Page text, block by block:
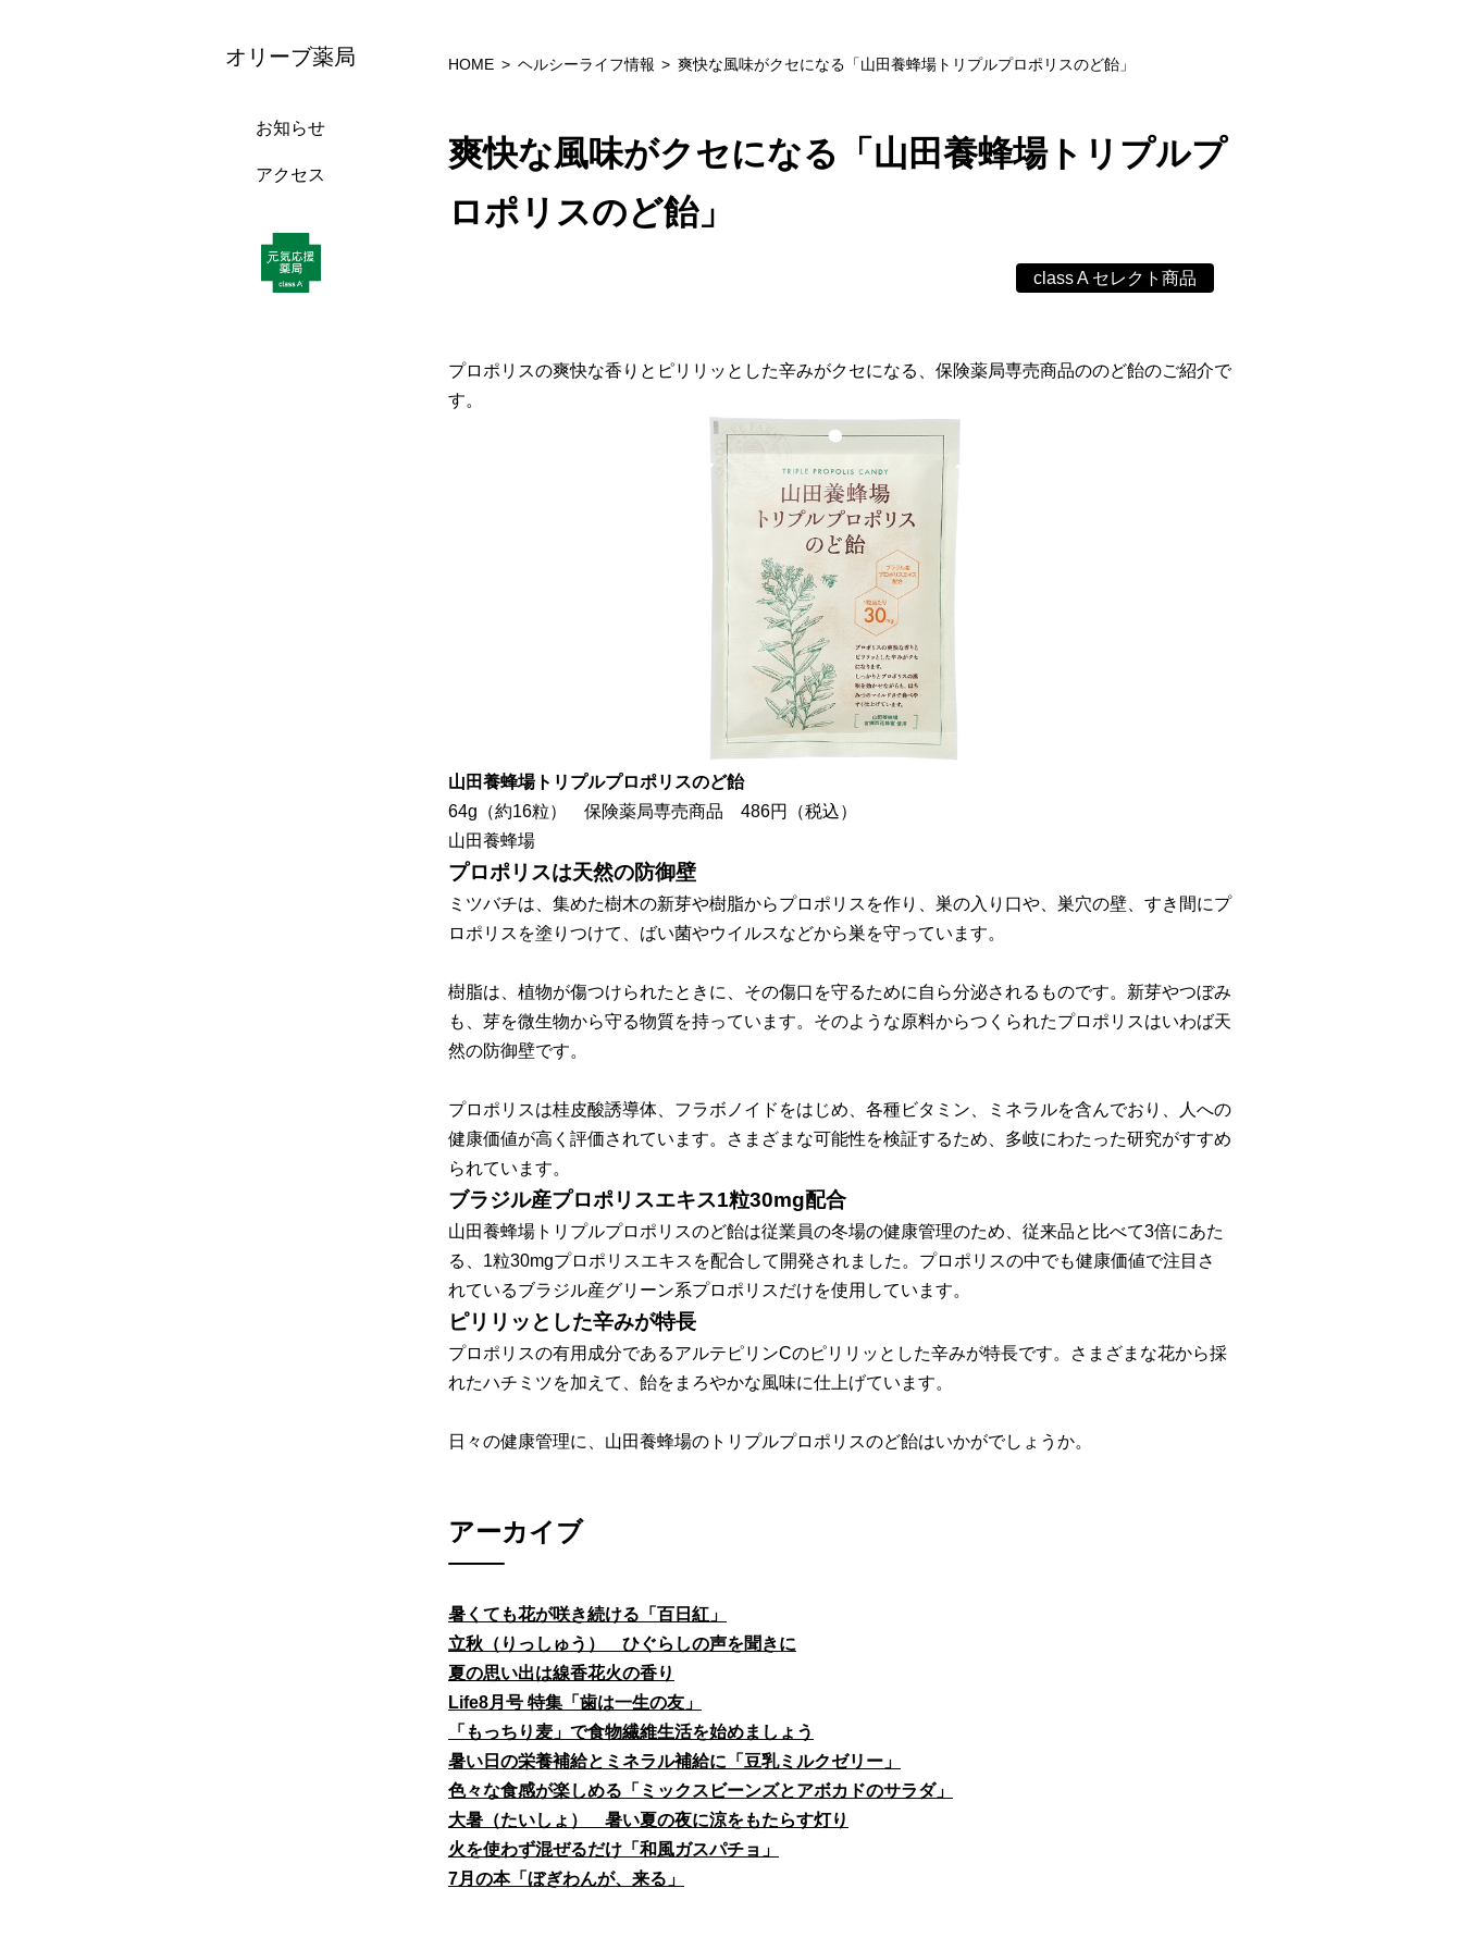
オリーブ薬局
お知らせ
アクセス
HOME ヘルシーライフ情報 爽快な風味がクセになる「山田養蜂場トリプルプロポリスのど飴」
爽快な風味がクセになる「山田養蜂場トリプルプ
ロポリスのど飴」
class A セレクト商品
プロポリスの爽快な香りとピリリッとした辛みがクセになる、保険薬局専売商品ののど飴のご紹介で
す。
山田養蜂場トリプルプロポリスのど飴
64g（約16粒） 保険薬局専売商品 486円（税込）
山田養蜂場
プロポリスは天然の防御壁
ミツバチは、集めた樹木の新芽や樹脂からプロポリスを作り、巣の入り口や、巣穴の壁、すき間にプ
ロポリスを塗りつけて、ばい菌やウイルスなどから巣を守っています。
樹脂は、植物が傷つけられたときに、その傷口を守るために自ら分泌されるものです。新芽やつぼみ
も、芽を微生物から守る物質を持っています。そのような原料からつくられたプロポリスはいわば天
然の防御壁です。
プロポリスは桂皮酸誘導体、フラボノイドをはじめ、各種ビタミン、ミネラルを含んでおり、人への
健康価値が高く評価されています。さまざまな可能性を検証するため、多岐にわたった研究がすすめ
られています。
ブラジル産プロポリスエキス1粒30mg配合
山田養蜂場トリプルプロポリスのど飴は従業員の冬場の健康管理のため、従来品と比べて3倍にあた
る、1粒30mgプロポリスエキスを配合して開発されました。プロポリスの中でも健康価値で注目さ
れているブラジル産グリーン系プロポリスだけを使用しています。
ピリリッとした辛みが特長
プロポリスの有用成分であるアルテピリンCのピリリッとした辛みが特長です。さまざまな花から採
れたハチミツを加えて、飴をまろやかな風味に仕上げています。
日々の健康管理に、山田養蜂場のトリプルプロポリスのど飴はいかがでしょうか。
アーカイブ
暑くても花が咲き続ける「百日紅」
立秋（りっしゅう） ひぐらしの声を聞きに
夏の思い出は線香花火の香り
Life8月号 特集「歯は一生の友」
「もっちり麦」で食物繊維生活を始めましょう
暑い日の栄養補給とミネラル補給に「豆乳ミルクゼリー」
色々な食感が楽しめる「ミックスビーンズとアボカドのサラダ」
大暑（たいしょ） 暑い夏の夜に涼をもたらす灯り
火を使わず混ぜるだけ「和風ガスパチョ」
7月の本「ぼぎわんが、来る」